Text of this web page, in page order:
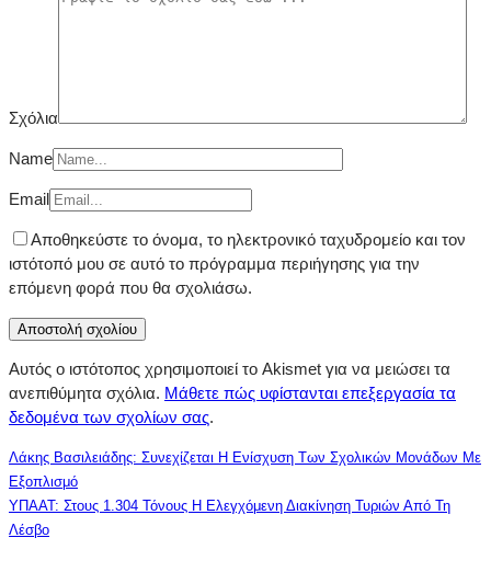
Σχόλια
Name
Email
Αποθηκεύστε το όνομα, το ηλεκτρονικό ταχυδρομείο και τον
ιστότοπό μου σε αυτό το πρόγραμμα περιήγησης για την
επόμενη φορά που θα σχολιάσω.
Αυτός ο ιστότοπος χρησιμοποιεί το Akismet για να μειώσει τα
ανεπιθύμητα σχόλια. Μάθετε πώς υφίστανται επεξεργασία τα
δεδομένα των σχολίων σας.
Λάκης Βασιλειάδης: Συνεχίζεται Η Ενίσχυση Των Σχολικών Μονάδων Με
Εξοπλισμό
ΥΠΑΑΤ: Στους 1.304 Τόνους Η Ελεγχόμενη Διακίνηση Τυριών Από Τη
Λέσβο